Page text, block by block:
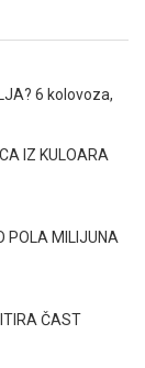
6 kolovoza,
IZ KULOARA
POLA MILIJUNA
ČAST